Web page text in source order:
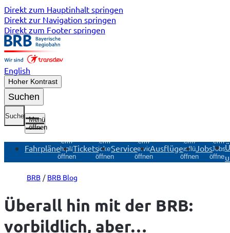
Direkt zum Hauptinhalt springen
Direkt zur Navigation springen
Direkt zum Footer springen
English
Hoher Kontrast
Suchen
Suche
Menü
öffnen
Fahrpläne
Untermenü
Fahrpläne
öffnen
Tickets
Untermenü
Tickets
öffnen
Service
Untermenü
Service
öffnen
Ausflüge
Untermenü
Ausflüge
öffnen
JobsJobs
öffnen
BRB BRB Blog
Überall hin mit der BRB:
vorbildlich, aber…